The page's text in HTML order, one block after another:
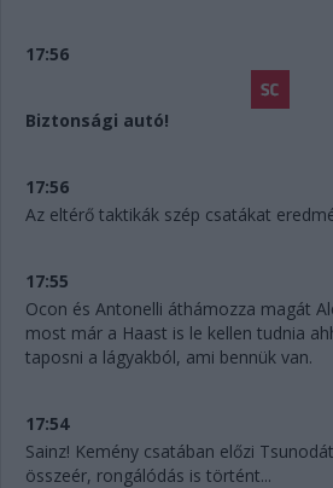
17:56
Biztonsági autó!
17:56
Az eltérő taktikák szép csatákat
17:55
Ocon és Antonelli áthámozza magát
most már a Haast is le kellen tudnia
taposni a lágyakból, ami bennük van.
17:54
Sainz! Kemény csatában előzi
összeér, rongálódás is történt...